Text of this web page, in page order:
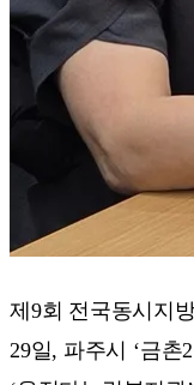
제9회 전국동시지
29일, 파주시 ‘금촌